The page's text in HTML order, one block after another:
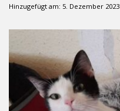
Hinzugefügt am: 5. Dezember 2023